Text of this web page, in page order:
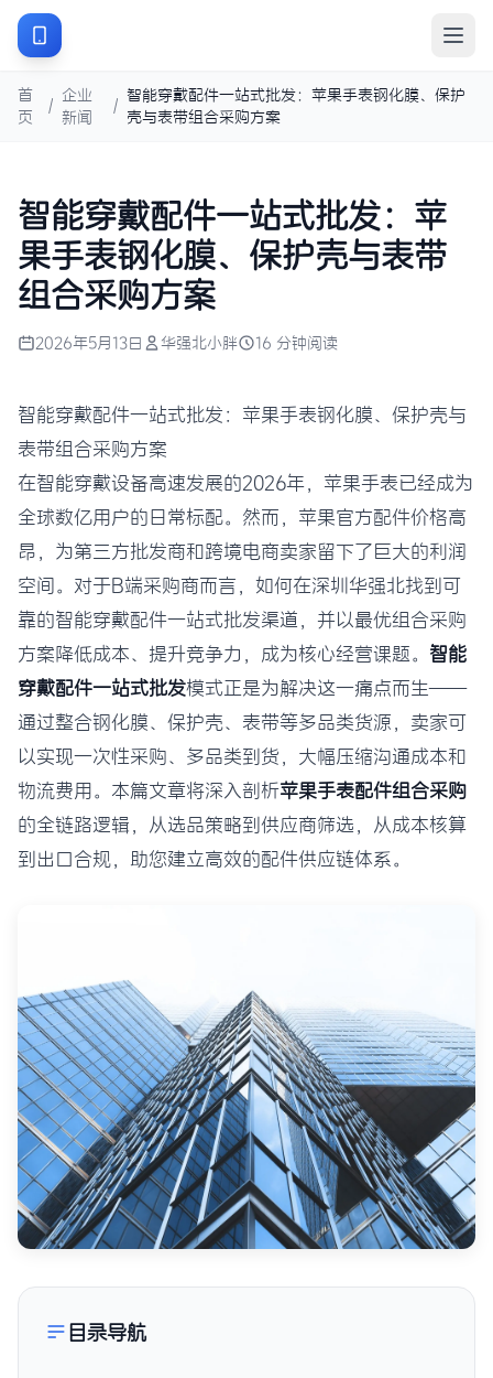
首
页
/
企业
新闻
/
智能穿戴配件一站式批发：苹果手表钢化膜、保护
壳与表带组合采购方案
智能穿戴配件一站式批发：苹
果手表钢化膜、保护壳与表带
组合采购方案
2026年5月13日 华强北小胖 16 分钟阅读
智能穿戴配件一站式批发：苹果手表钢化膜、保护壳与
表带组合采购方案
在智能穿戴设备高速发展的2026年，苹果手表已经成为
全球数亿用户的日常标配。然而，苹果官方配件价格高
昂，为第三方批发商和跨境电商卖家留下了巨大的利润
空间。对于B端采购商而言，如何在深圳华强北找到可
靠的智能穿戴配件一站式批发渠道，并以最优组合采购
方案降低成本、提升竞争力，成为核心经营课题。 智能
穿戴配件一站式批发模式正是为解决这一痛点而生——
通过整合钢化膜、保护壳、表带等多品类货源，卖家可
以实现一次性采购、多品类到货，大幅压缩沟通成本和
物流费用。本篇文章将深入剖析苹果手表配件组合采购
的全链路逻辑，从选品策略到供应商筛选，从成本核算
到出口合规，助您建立高效的配件供应链体系。
目录导航